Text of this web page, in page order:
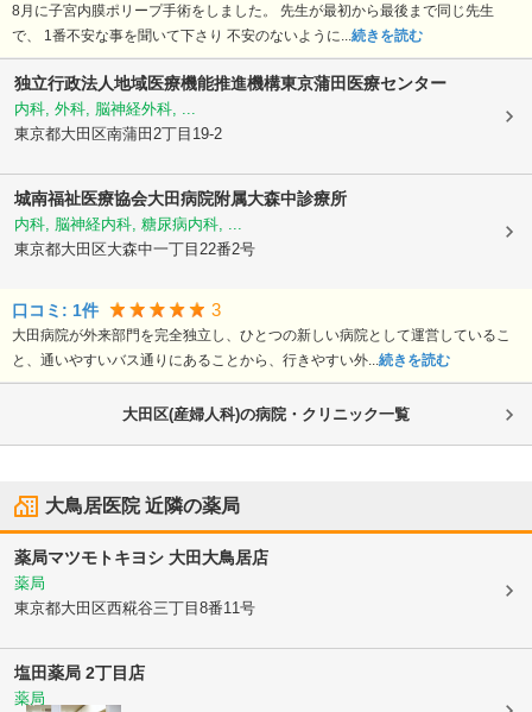
8月に子宮内膜ポリープ手術をしました。 先生が最初から最後まで同じ先生
で、 1番不安な事を聞いて下さり 不安のないように...続きを読む
独立行政法人地域医療機能推進機構東京蒲田医療センター
内科, 外科, 脳神経外科, ...
東京都大田区南蒲田2丁目19-2
城南福祉医療協会大田病院附属大森中診療所
内科, 脳神経内科, 糖尿病内科, ...
東京都大田区大森中一丁目22番2号
口コミ: 1件 3
大田病院が外来部門を完全独立し、ひとつの新しい病院として運営しているこ
と、通いやすいバス通りにあることから、行きやすい外...続きを読む
大田区(産婦人科)の病院・クリニック一覧
大鳥居医院近隣の薬局
薬局マツモトキヨシ 大田大鳥居店
薬局
東京都大田区西糀谷三丁目8番11号
塩田薬局 2丁目店
薬局